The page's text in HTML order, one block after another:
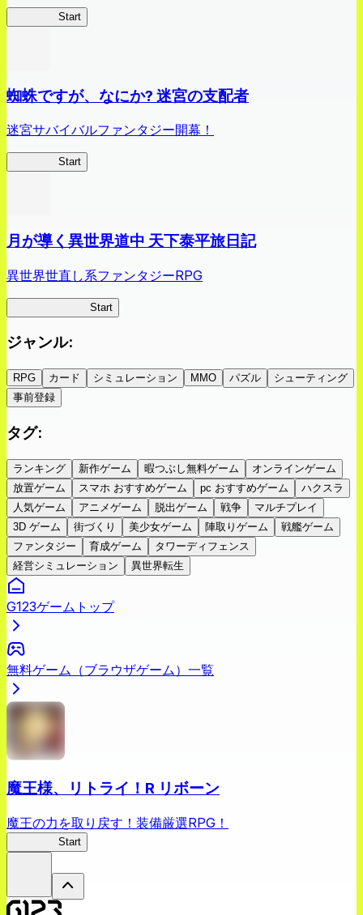
Start
蜘蛛ですが、なにか? 迷宮の支配者
迷宮サバイバルファンタジー開幕！
Start
月が導く異世界道中 天下泰平旅日記
異世界世直し系ファンタジーRPG
Start
ジャンル:
RPG カード シミュレーション MMO パズル
シューティング
事前登録
タグ:
ランキング 新作ゲーム 暇つぶし無料ゲーム
オンラインゲーム
放置ゲーム
スマホ おすすめゲーム pc おすすめゲーム
ハクスラ
人気ゲーム
アニメゲーム 脱出ゲーム 戦争
マルチプレイ
3D ゲーム
街づくり 美少女ゲーム 陣取りゲーム
戦艦ゲーム
ファンタジー
育成ゲーム
タワーディフェンス
経営シミュレーション
異世界転生
G123ゲームトップ
無料ゲーム（ブラウザゲーム）一覧
魔王様、リトライ！R リボーン
魔王の力を取り戻す！装備厳選RPG！
Start